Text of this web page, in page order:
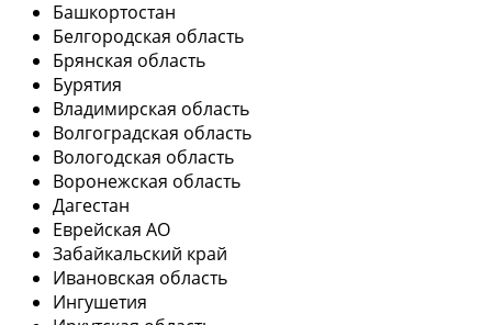
Башкортостан
Белгородская область
Брянская область
Бурятия
Владимирская область
Волгоградская область
Вологодская область
Воронежская область
Дагестан
Еврейская АО
Забайкальский край
Ивановская область
Ингушетия